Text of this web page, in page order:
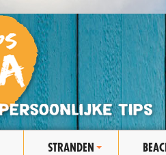
STRANDEN